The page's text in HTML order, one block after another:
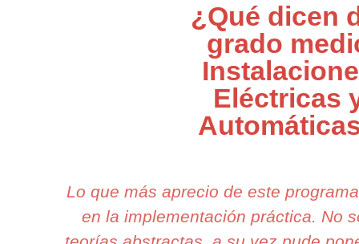
¿Qué dicen
grado
Eléctricas
Lo que más aprecio de este
en la implementación práctica. No